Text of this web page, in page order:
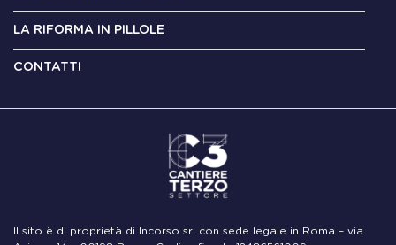
LA RIFORMA IN PILLOLE
CONTATTI
Il sito è di proprietà di Incorso srl con sede legale in Roma – via